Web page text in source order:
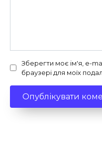
Зберегти моє ім'я, e-
браузері для моїх